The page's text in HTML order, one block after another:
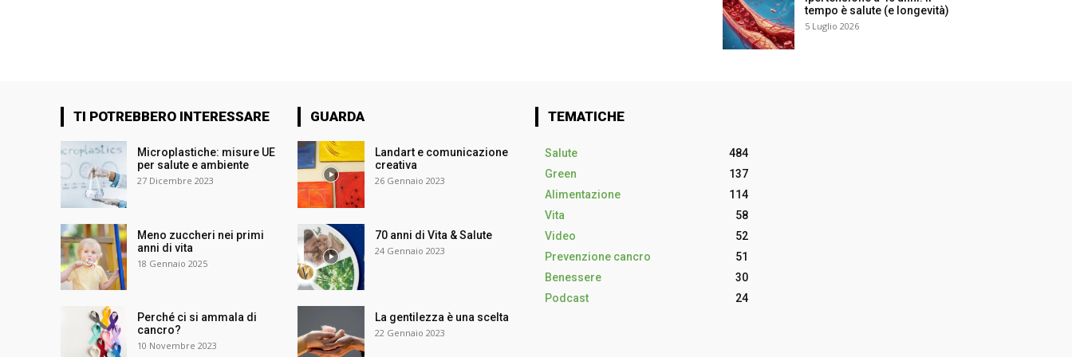
tempo è salute (e longevità)
5 Luglio 2026
TI POTREBBERO INTERESSARE
Microplastiche: misure UE
per salute e ambiente
27 Dicembre 2023
Meno zuccheri nei primi
anni di vita
18 Gennaio 2025
Perché ci si ammala di
cancro?
10 Novembre 2023
GUARDA
Landart e comunicazione
creativa
26 Gennaio 2023
70 anni di Vita & Salute
24 Gennaio 2023
La gentilezza è una scelta
22 Gennaio 2023
TEMATICHE
Salute
484
Green
137
Alimentazione
114
Vita
58
Video
52
Prevenzione cancro
51
Benessere
30
Podcast
24